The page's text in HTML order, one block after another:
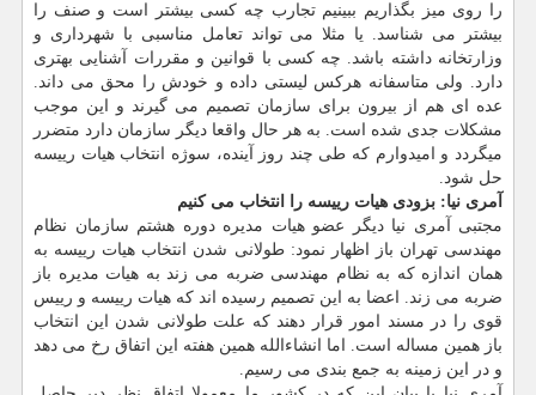
را روی میز بگذاریم ببینیم تجارب چه كسی بیشتر است و صنف را
بیشتر می شناسد. یا مثلا می تواند تعامل مناسبی با شهرداری و
وزارتخانه داشته باشد. چه كسی با قوانین و مقررات آشنایی بهتری
دارد. ولی متاسفانه هركس لیستی داده و خودش را محق می داند.
عده ای هم از بیرون برای سازمان تصمیم می گیرند و این موجب
مشكلات جدی شده است. به هر حال واقعا دیگر سازمان دارد متضرر
میگردد و امیدوارم كه طی چند روز آینده، سوژه انتخاب هیات رییسه
حل شود.
آمری نیا: بزودی هیات رییسه را انتخاب می كنیم
مجتبی آمری نیا دیگر عضو هیات مدیره دوره هشتم سازمان نظام
مهندسی تهران باز اظهار نمود: طولانی شدن انتخاب هیات رییسه به
همان اندازه كه به نظام مهندسی ضربه می زند به هیات مدیره باز
ضربه می زند. اعضا به این تصمیم رسیده اند كه هیات رییسه و رییس
قوی را در مسند امور قرار دهند كه علت طولانی شدن این انتخاب
باز همین مساله است. اما انشاءالله همین هفته این اتفاق رخ می دهد
و در این زمینه به جمع بندی می رسیم.